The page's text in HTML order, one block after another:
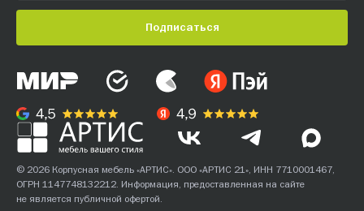
Подписаться
© 2026 Корпусная мебель «АРТИС». ООО «АРТИС 21», ИНН 7710001467,
ОГРН 1147748132212. Информация, предоставленная на сайте
не является публичной офертой.